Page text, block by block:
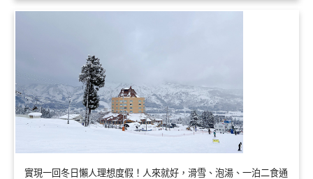
實現一回冬日懶人理想度假！人來就好，滑雪、泡湯、一泊二食通